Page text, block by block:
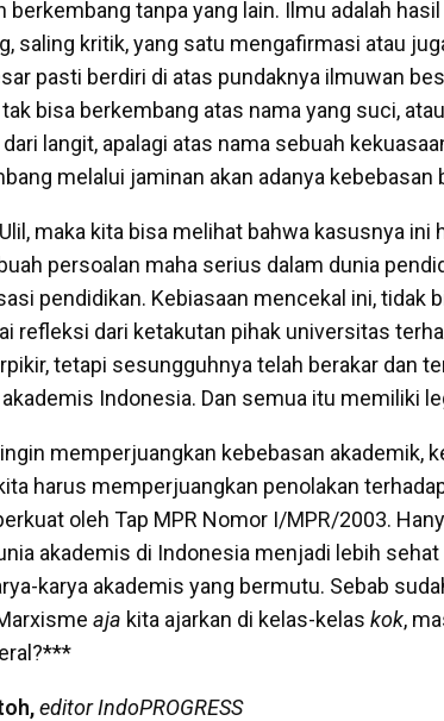
berkembang tanpa yang lain. Ilmu adalah
saling kritik, yang satu mengafirmasi atau
pasti berdiri di atas pundaknya ilmuwan
bisa berkembang atas nama yang suci,
langit, apalagi atas nama sebuah
melalui jaminan akan adanya kebebasan
maka kita bisa melihat bahwa kasusnya ini
persoalan maha serius dalam dunia
pendidikan. Kebiasaan mencekal ini, tidak
refleksi dari ketakutan pihak universitas
tetapi sesungguhnya telah berakar dan
Indonesia. Dan semua itu memiliki
memperjuangkan kebebasan akademik,
harus memperjuangkan penolakan
oleh Tap MPR Nomor I/MPR/2003.
akademis di Indonesia menjadi lebih
karya akademis yang bermutu. Sebab
aja kita ajarkan di kelas-kelas kok,
editor IndoPROGRESS